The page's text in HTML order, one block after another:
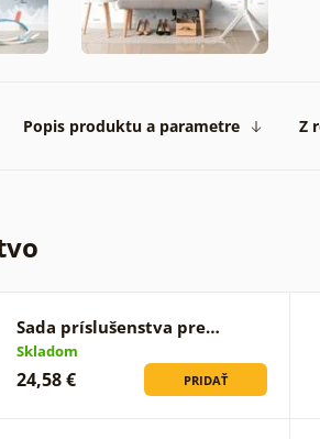
Popis produktu a parametre Z
Sada príslušenstva pre…
Skladom
24,58 € PRIDAŤ